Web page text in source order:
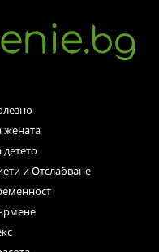
жената
детето
и Отслабване